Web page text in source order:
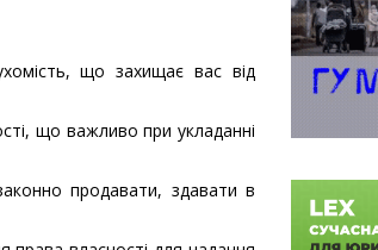
що захищає вас від
що важливо при укладанні
продавати, здавати в